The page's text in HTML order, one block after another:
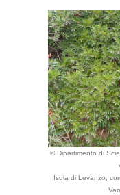
© Dipartimento di
Isola di Levanzo,